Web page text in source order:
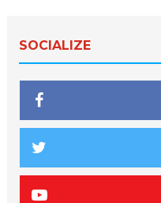
SOCIALIZE